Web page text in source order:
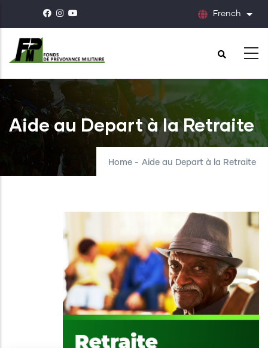
to
main
content
French List
Aide au Depart à la Retraite
Home - Aide au Depart à la Retraite